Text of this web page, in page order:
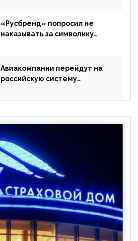
«Русбренд» попросил не
наказывать за символику
Авиакомпании перейдут на
российскую систему